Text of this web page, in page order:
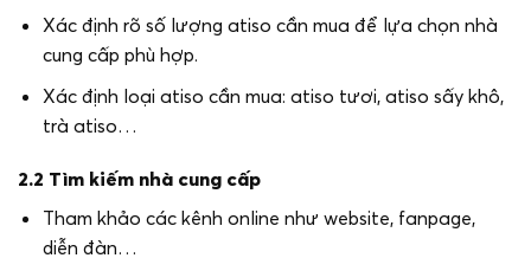
Xác định rõ số lượng atiso cần mua để lựa chọn nhà
cung cấp phù hợp.
Xác định loại atiso cần mua: atiso tươi, atiso sấy khô,
trà atiso…
2.2 Tìm kiếm nhà cung cấp
Tham khảo các kênh online như website, fanpage,
diễn đàn…